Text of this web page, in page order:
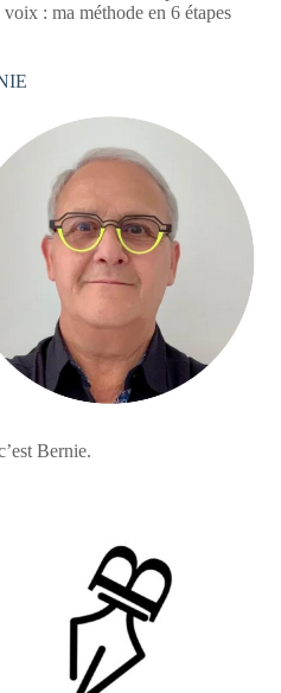
voix : ma méthode en 6 étapes
Bernie.